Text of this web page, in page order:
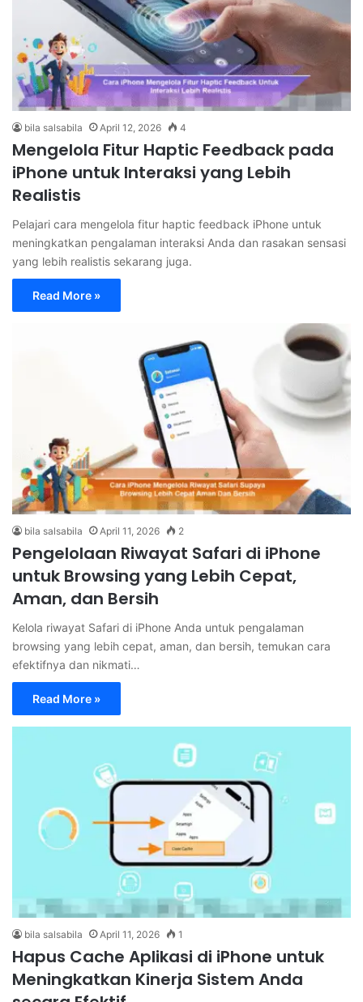
bila salsabila April 12, 2026 4
Mengelola Fitur Haptic Feedback pada
iPhone untuk Interaksi yang Lebih
Realistis
Pelajari cara mengelola fitur haptic feedback iPhone untuk
meningkatkan pengalaman interaksi Anda dan rasakan sensasi
yang lebih realistis sekarang juga.
Read More »
bila salsabila April 11, 2026 2
Pengelolaan Riwayat Safari di iPhone
untuk Browsing yang Lebih Cepat,
Aman, dan Bersih
Kelola riwayat Safari di iPhone Anda untuk pengalaman
browsing yang lebih cepat, aman, dan bersih, temukan cara
efektifnya dan nikmati…
Read More »
bila salsabila April 11, 2026 1
Hapus Cache Aplikasi di iPhone untuk
Meningkatkan Kinerja Sistem Anda